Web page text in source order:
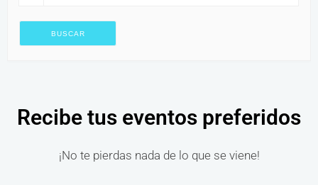
Recibe tus eventos preferidos
¡No te pierdas nada de lo que se viene!